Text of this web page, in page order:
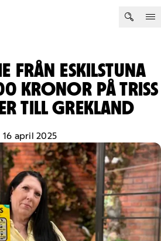
FRÅN ESKILSTUNA
KRONOR PÅ TRISS
TILL GREKLAND
16 april 2025